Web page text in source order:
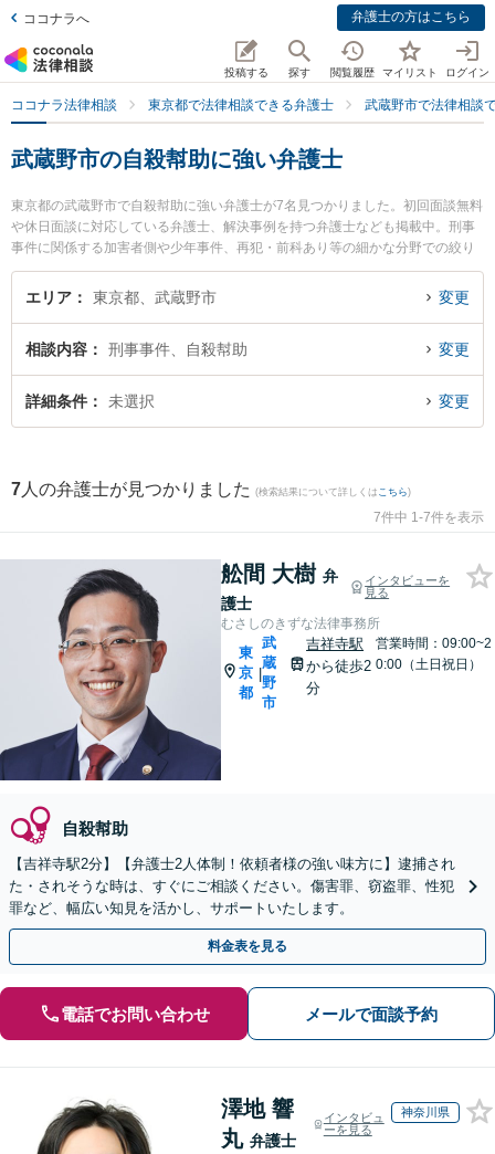
ココナラへ 弁護士の方はこちら
投稿する 探す 閲覧履歴 マイリスト ログイン
ココナラ法律相談 東京都で法律相談できる弁護士 武蔵野市で法律相談
武蔵野市の自殺幇助に強い弁護士
東京都の武蔵野市で自殺幇助に強い弁護士が7名見つかりました。初回面談無料
や休日面談に対応している弁護士、解決事例を持つ弁護士なども掲載中。刑事
事件に関係する加害者側や少年事件、再犯・前科あり等の細かな分野での絞り
込み検索もでき便利です。特にむさしのきずな法律事務所の舩間 大樹弁護士や
むさしのきずな法律事務所の安孫子 哲教弁護士、武蔵野けやき法律事務所の高
に相談したい』『自殺幇助のトラブル解決の実績豊富な近くの弁護士を検索し
たい』『初回相談無料で自殺幇助を法律相談できる武蔵野市内の弁護士に相談
予約したい』などでお困りの相談者さんにおすすめです。
エリア 東京都、武蔵野市 変更
相談内容 刑事事件、自殺幇助 変更
詳細条件 未選択 変更
7 人の弁護士が見つかりました (検索結果について詳しくは こちら)
7件中 1-7件を表示
舩間 大樹 弁
護士
インタビューを
見る
むさしのきずな法律事務所
東
京
都
|
武
蔵
野
市
吉祥寺駅
から徒歩2
分
営業時間：09:00~2
0:00（土日祝日）
自殺幇助
【吉祥寺駅2分】【弁護士2人体制！依頼者様の強い味方に】逮捕され
た・されそうな時は、すぐにご相談ください。傷害罪、窃盗罪、性犯
罪など、幅広い知見を活かし、サポートいたします。
料金表を見る
電話でお問い合わせ メールで面談予約
澤地 響
丸 弁護士
インタビュ
ーを見る
神奈川県